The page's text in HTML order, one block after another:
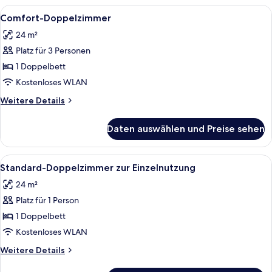
Alle
Fotos
für
Comfort-
Doppelzimmer
anzeigen
Ein Hotelzimmer mit einem großen
1
Comfort-Doppelzimmer
24 m²
Platz für 3 Personen
1 Doppelbett
Kostenloses WLAN
Weitere Details
Weitere
Doppelzimmer
Daten auswählen und Preise sehen
Alle
Fotos
für
Standard-
Doppelzimmer
zur
Einzelnutzung
anzeigen
Ein Hotelzimmer mit einem großen
1
Standard-Doppelzimmer zur Einzelnutzung
24 m²
Platz für 1 Person
1 Doppelbett
Kostenloses WLAN
Weitere Details
Weitere